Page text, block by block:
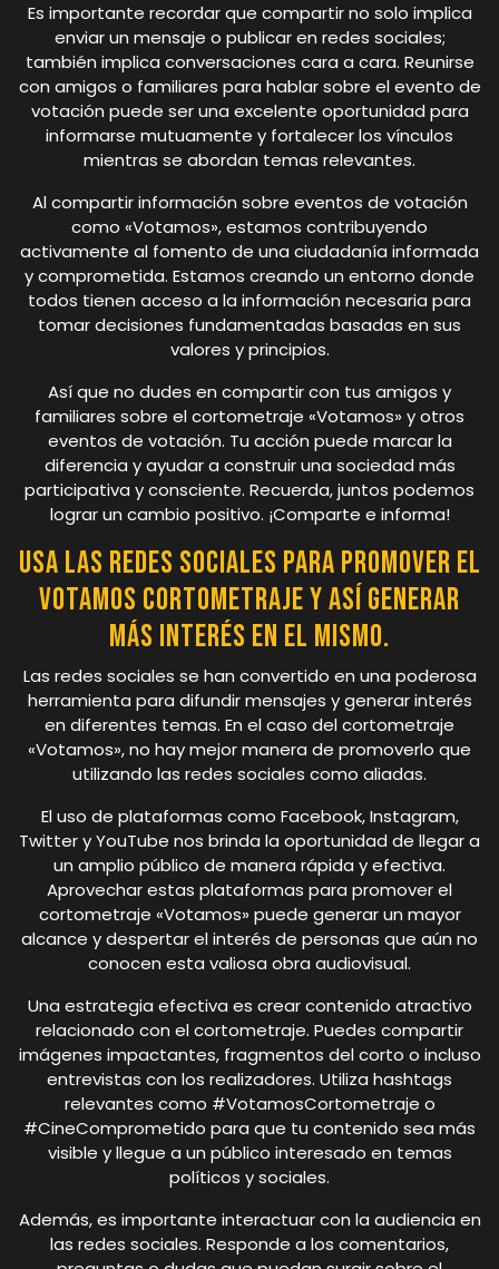
Es importante recordar que compartir no solo implica
enviar un mensaje o publicar en redes sociales;
también implica conversaciones cara a cara. Reunirse
con amigos o familiares para hablar sobre el evento de
votación puede ser una excelente oportunidad para
informarse mutuamente y fortalecer los vínculos
mientras se abordan temas relevantes.
Al compartir información sobre eventos de votación
como «Votamos», estamos contribuyendo
activamente al fomento de una ciudadanía informada
y comprometida. Estamos creando un entorno donde
todos tienen acceso a la información necesaria para
tomar decisiones fundamentadas basadas en sus
valores y principios.
Así que no dudes en compartir con tus amigos y
familiares sobre el cortometraje «Votamos» y otros
eventos de votación. Tu acción puede marcar la
diferencia y ayudar a construir una sociedad más
participativa y consciente. Recuerda, juntos podemos
lograr un cambio positivo. ¡Comparte e informa!
Usa las redes sociales para promover el
votamos cortometraje y así generar
más interés en el mismo.
Las redes sociales se han convertido en una poderosa
herramienta para difundir mensajes y generar interés
en diferentes temas. En el caso del cortometraje
«Votamos», no hay mejor manera de promoverlo que
utilizando las redes sociales como aliadas.
El uso de plataformas como Facebook, Instagram,
Twitter y YouTube nos brinda la oportunidad de llegar a
un amplio público de manera rápida y efectiva.
Aprovechar estas plataformas para promover el
cortometraje «Votamos» puede generar un mayor
alcance y despertar el interés de personas que aún no
conocen esta valiosa obra audiovisual.
Una estrategia efectiva es crear contenido atractivo
relacionado con el cortometraje. Puedes compartir
imágenes impactantes, fragmentos del corto o incluso
entrevistas con los realizadores. Utiliza hashtags
relevantes como #VotamosCortometraje o
#CineComprometido para que tu contenido sea más
visible y llegue a un público interesado en temas
políticos y sociales.
Además, es importante interactuar con la audiencia en
las redes sociales. Responde a los comentarios,